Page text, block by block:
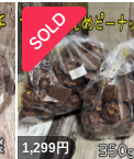
1,299円